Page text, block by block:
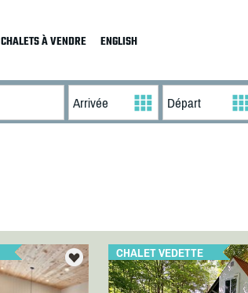
CHALETS À VENDRE ENGLISH
CHALET VEDETTE